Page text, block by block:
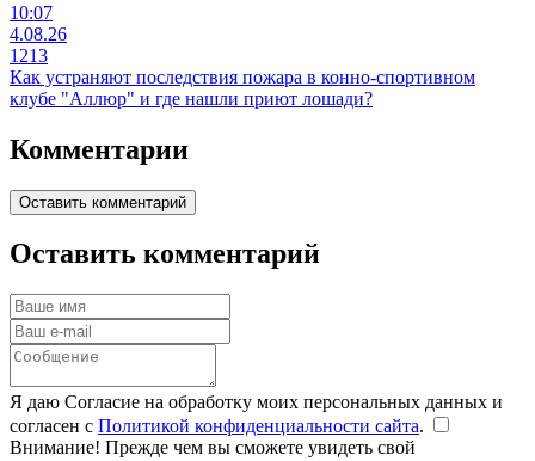
10:07
4.08.26
1213
Как устраняют последствия пожара в конно-спортивном
клубе "Аллюр" и где нашли приют лошади?
Комментарии
Оставить комментарий
Оставить комментарий
Я даю Согласие на обработку моих персональных данных и
согласен с Политикой конфиденциальности сайта.
Внимание! Прежде чем вы сможете увидеть свой